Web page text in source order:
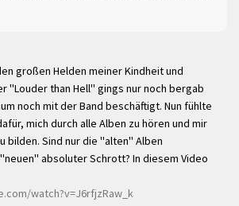
großen Helden meiner Kindheit und
"Louder than Hell" gings nur noch bergab
noch mit der Band beschäftigt. Nun fühlte
mich durch alle Alben zu hören und mir
bilden. Sind nur die "alten" Alben
absoluter Schrott? In diesem Video
watch?v=J6rfjzRaw_k